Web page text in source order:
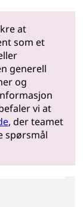
at
som et
generell
og
vi at
, der teamet
spørsmål